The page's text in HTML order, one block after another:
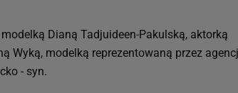
modelką Dianą Tadjuideen-Pakulską, aktorką
Wyką, modelką reprezentowaną przez
- syn.